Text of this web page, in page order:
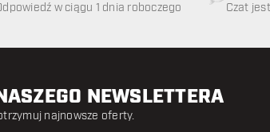
w ciągu 1 dnia roboczego
Czat
NEWSLETTERA
najnowsze oferty.